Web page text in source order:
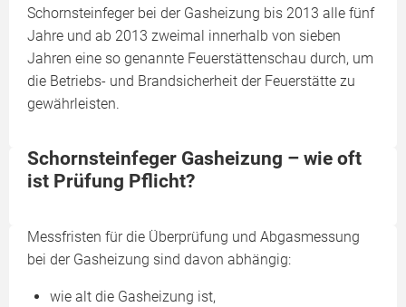
Schornsteinfeger bei der Gasheizung bis 2013 alle fünf
Jahre und ab 2013 zweimal innerhalb von sieben
Jahren eine so genannte Feuerstättenschau durch, um
die Betriebs- und Brandsicherheit der Feuerstätte zu
gewährleisten.
Schornsteinfeger Gasheizung – wie oft
ist Prüfung Pflicht?
Messfristen für die Überprüfung und Abgasmessung
bei der Gasheizung sind davon abhängig:
wie alt die Gasheizung ist,